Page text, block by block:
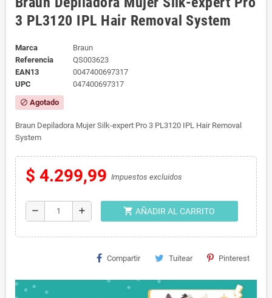
3 PL3120 IPL Hair Removal System
Marca
Braun
Referencia
QS003623
EAN13
0047400697317
UPC
047400697317
block Agotado
Braun Depiladora Mujer Silk-expert Pro 3 PL3120 IPL Hair Removal
System
$ 4.299,99 Impuestos excluidos
remove add shopping_cart AÑADIR AL CARRITO
Compartir Tuitear Pinterest